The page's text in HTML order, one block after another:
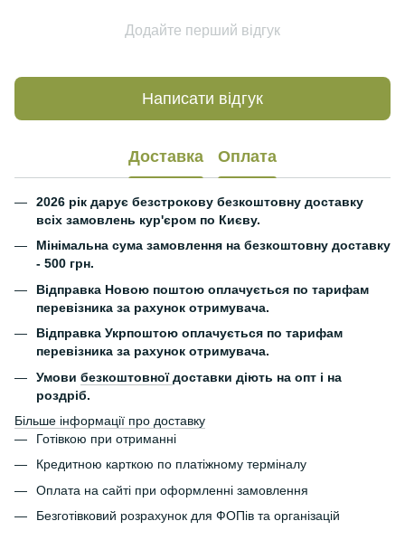
Додайте перший відгук
Написати відгук
Доставка Оплата
2026 рік дарує безстрокову безкоштовну доставку
всіх замовлень кур'єром по Києву.
Мінімальна сума замовлення на безкоштовну доставку
- 500 грн.
Відправка Новою поштою оплачується по тарифам
перевізника за рахунок отримувача.
Відправка Укрпоштою оплачується по тарифам
перевізника за рахунок отримувача.
Умови безкоштовноїдоставки діють на опт і на
роздріб.
Більше інформації про доставку
Готівкою при отриманні
Кредитною карткою по платіжному терміналу
Оплата на сайті при оформленні замовлення
Безготівковий розрахунок для ФОПів та організацій